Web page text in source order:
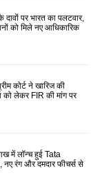
पर भारत का पलटवार,
को मिले नए आधिकारिक
कोर्ट ने खारिज की
को लेकर FIR की मांग पर
में लॉन्च हुई Tata
रंग और दमदार फीचर्स से